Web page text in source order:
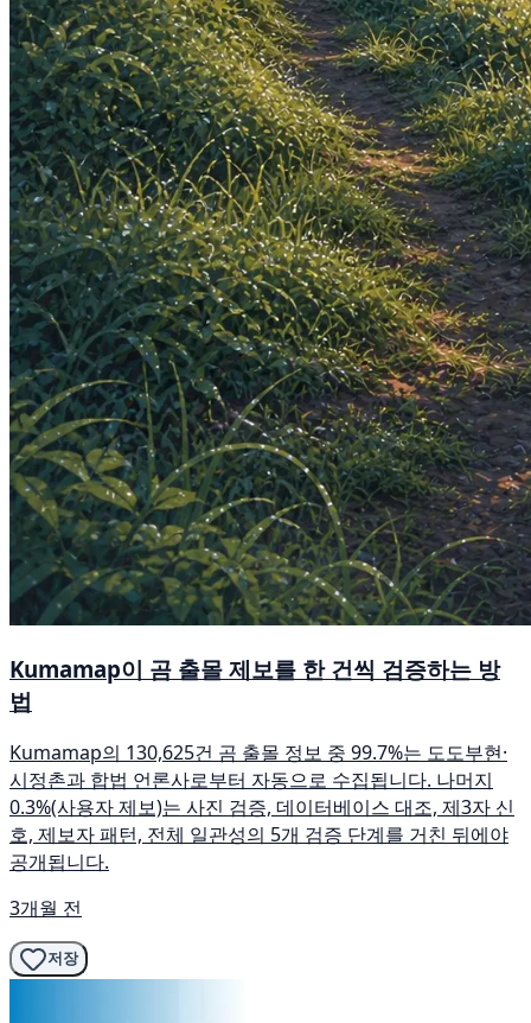
Kumamap이 곰 출몰 제보를 한 건씩 검증하는 방
법
Kumamap의 130,625건 곰 출몰 정보 중 99.7%는 도도부현·
시정촌과 합법 언론사로부터 자동으로 수집됩니다. 나머지
0.3%(사용자 제보)는 사진 검증, 데이터베이스 대조, 제3자 신
호, 제보자 패턴, 전체 일관성의 5개 검증 단계를 거친 뒤에야
공개됩니다.
3개월 전
저장